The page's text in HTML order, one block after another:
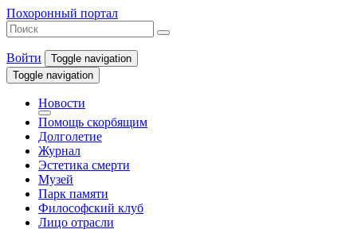
Похоронный портал
Войти
Toggle navigation
Toggle navigation
Новости
Помощь скорбящим
Долголетие
Журнал
Эстетика смерти
Музей
Парк памяти
Философский клуб
Лицо отрасли